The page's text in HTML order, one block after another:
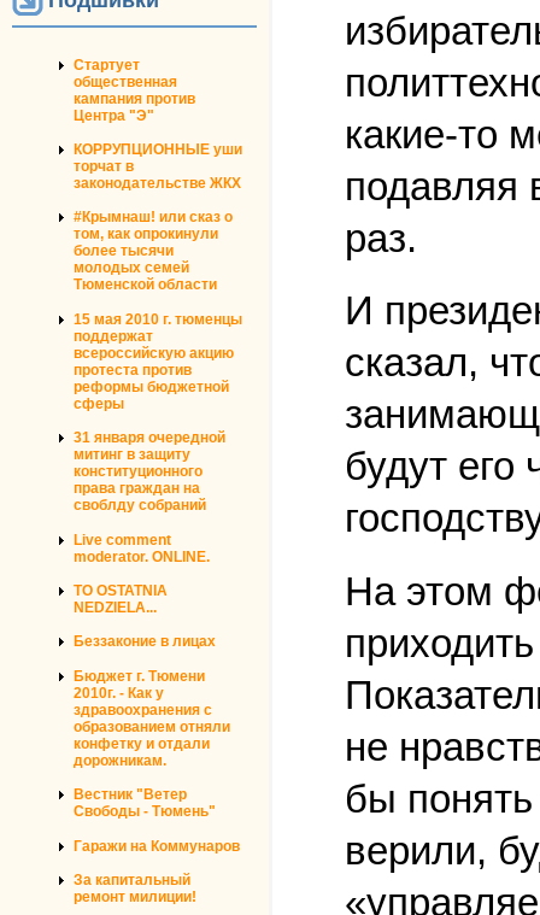
Стартует
общественная
кампания против
Центра "Э"
КОРРУПЦИОННЫЕ уши
торчат в
законодательстве ЖКХ
#Крымнаш! или сказ о
том, как опрокинули
более тысячи
молодых семей
Тюменской области
15 мая 2010 г. тюменцы
поддержат
всероссийскую акцию
протеста против
реформы бюджетной
сферы
31 января очередной
митинг в защиту
конституционного
права граждан на
своблду собраний
Live comment
moderator. ONLINE.
TO OSTATNIA
NEDZIELA...
Беззаконие в лицах
Бюджет г. Тюмени
2010г. - Как у
здравоохранения с
образованием отняли
конфетку и отдали
дорожникам.
Вестник "Ветер
Свободы - Тюмень"
Гаражи на Коммунаров
За капитальный
ремонт милиции!
какие-то
подавляя
раз.
И
сказал,
будут его
На этом
не
бы
верили,